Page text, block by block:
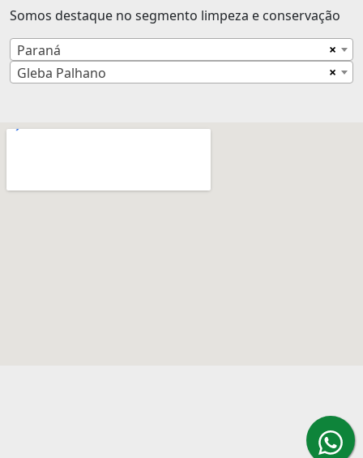
Somos destaque no segmento limpeza e conservação
×
Paraná
×
Gleba Palhano